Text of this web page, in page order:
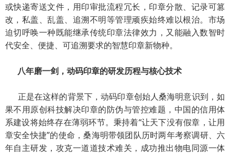
或快递寄送文件，用印审批流程冗长，印章分散、记录可篡
改，私盖、乱盖、追溯不明等管理顽疾始终难以根治。市场
迫切呼唤一种既能继承传统印章法律效力，又能融入数智时
代安全、便捷、可追溯要求的智慧印章新物种。
八年磨一剑 ， 动码印章的研发历程与核心技术
正是在这样的背景下，动码印章创始人桑海明意识到，如
果不用原创科技解决印章的防伪与管控难题，中国的信用体
系建设将始终存在薄弱环节。秉持着“让天下没有假章，让用
章安全快捷”的使命，桑海明带领团队历时两年考察调研、六
年自主研发，攻克一道道技术难关，成功推出物电同源一体